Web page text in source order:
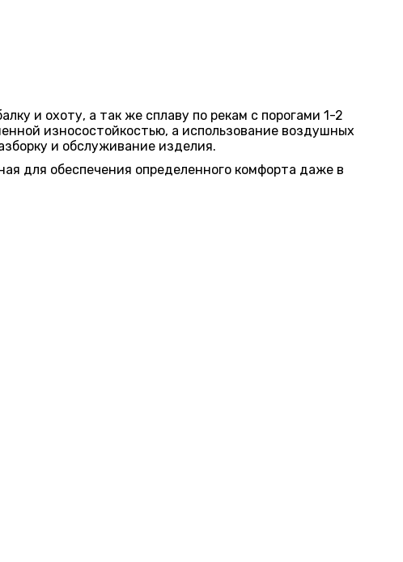
и охоту, а так же сплаву по рекам с порогами 1-2
износостойкостью, а использование воздушных
и обслуживание изделия.
для обеспечения определенного комфорта даже в